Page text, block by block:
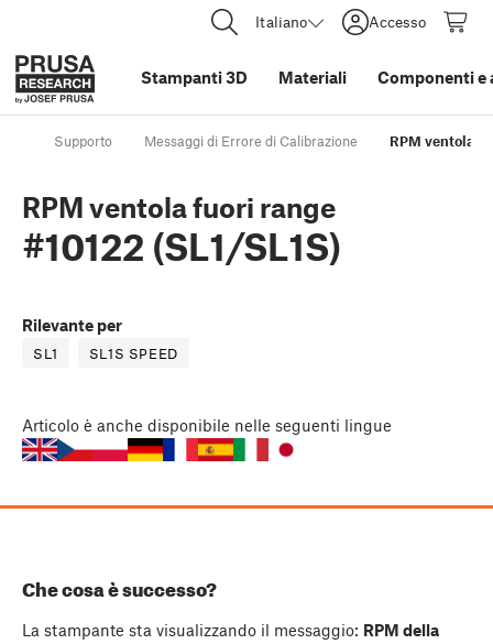
Italiano Accesso
Stampanti 3D Materiali Componenti e
Supporto Messaggi di Errore di Calibrazione RPM ventola
RPM ventola fuori range
#10122 (SL1/SL1S)
Rilevante per
SL1 SL1S SPEED
Articolo è anche disponibile nelle seguenti lingue
Che cosa è successo?
La stampante sta visualizzando il messaggio: RPM della